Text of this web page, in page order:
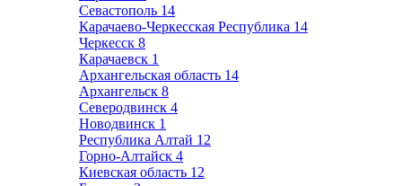
Севастополь 14
Карачаево-Черкесская Республика 14
Черкесск 8
Карачаевск 1
Архангельская область 14
Архангельск 8
Северодвинск 4
Новодвинск 1
Республика Алтай 12
Горно-Алтайск 4
Киевская область 12